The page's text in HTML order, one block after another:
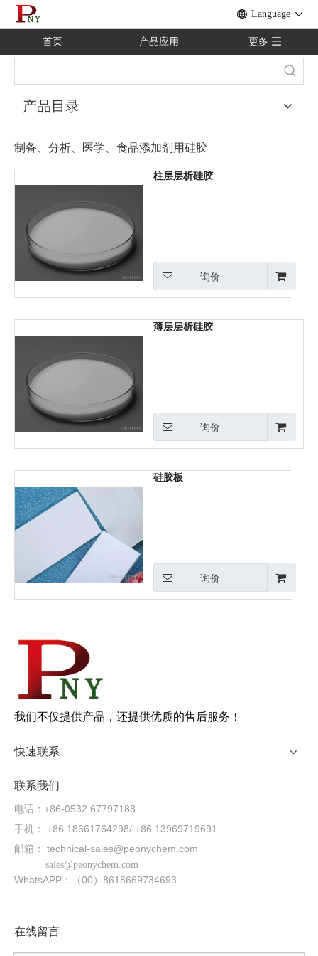
Language
首页 产品应用 更多
产品目录
制备、分析、医学、食品添加剂用硅胶
柱层层析硅胶
询价
薄层层析硅胶
询价
硅胶板
询价
我们不仅提供产品，还提供优质的售后服务！
快速联系
联系我们
电话：+86-0532 67797188
手机： +86 18661764298/ +86 13969719691
邮箱： technical-sales@peonychem.com
sales@peonychem.com
WhatsAPP：（00）8618669734693
在线留言